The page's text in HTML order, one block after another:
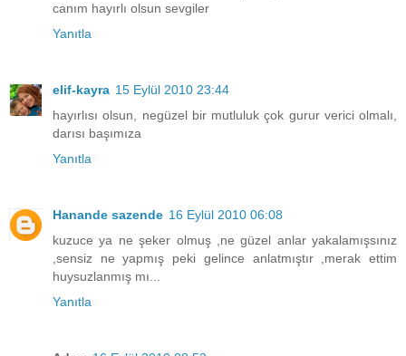
canım hayırlı olsun sevgiler
Yanıtla
elif-kayra 15 Eylül 2010 23:44
hayırlısı olsun, negüzel bir mutluluk çok gurur verici olmalı,
darısı başımıza
Yanıtla
Hanande sazende 16 Eylül 2010 06:08
kuzuce ya ne şeker olmuş ,ne güzel anlar yakalamışsınız
,sensiz ne yapmış peki gelince anlatmıştır ,merak ettim
huysuzlanmış mı...
Yanıtla